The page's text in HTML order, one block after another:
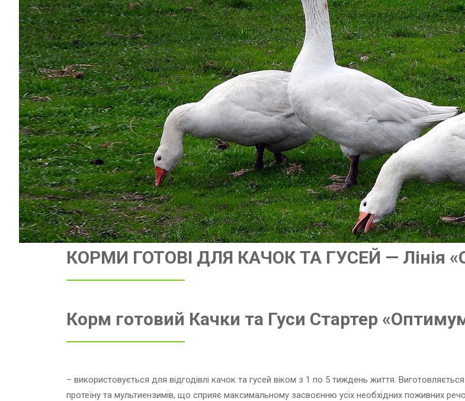
КОРМИ ГОТОВІ ДЛЯ КАЧОК ТА ГУСЕЙ — Лінія
Корм готовий Качки та Гуси Стартер
– використовується для відгодівлі качок та гусей віком з 1 по 5 тиждень життя.
протеїну та мультиензимів, що сприяє максимальному засвоєнню усіх необхідних поживних